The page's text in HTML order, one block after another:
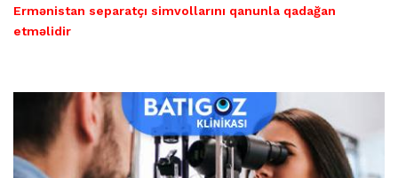
Ermənistan separatçı simvollarını qanunla qadağan
etməlidir